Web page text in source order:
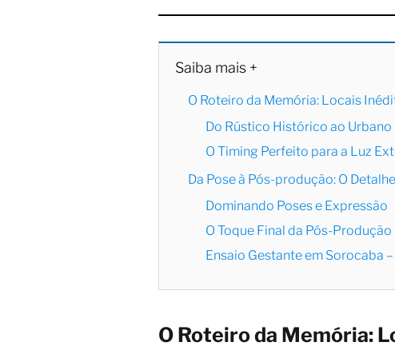
Saiba mais +
O Roteiro da Memória: Locais
Do Rústico Histórico ao
O Timing Perfeito para a Luz
Da Pose à Pós-produção: O
Dominando Poses e Expressão
O Toque Final da Pós-Produção
Ensaio Gestante em Sorocaba
O Roteiro da Memória: